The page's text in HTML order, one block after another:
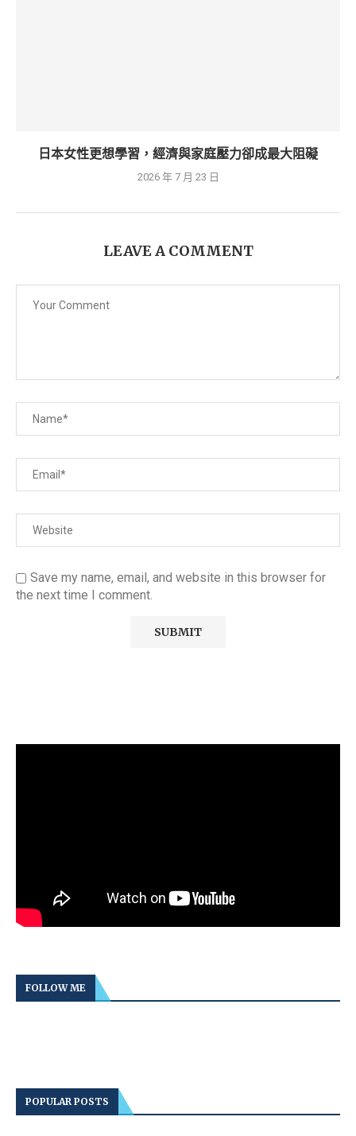
日本女性更想學習，經濟與家庭壓力卻成最大阻礙
2026 年 7 月 23 日
LEAVE A COMMENT
Save my name, email, and website in this browser for
the next time I comment.
FOLLOW ME
POPULAR POSTS